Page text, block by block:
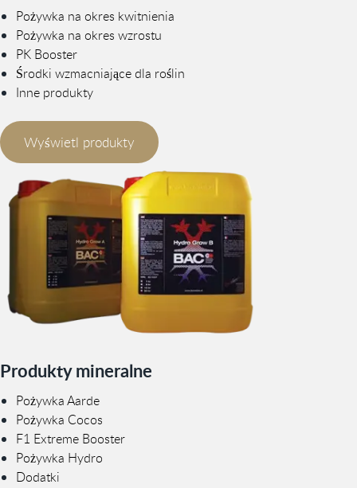
Pożywka na okres kwitnienia
Pożywka na okres wzrostu
PK Booster
Środki wzmacniające dla roślin
Inne produkty
Wyświetl produkty
Produkty mineralne
Pożywka Aarde
Pożywka Cocos
F1 Extreme Booster
Pożywka Hydro
Dodatki